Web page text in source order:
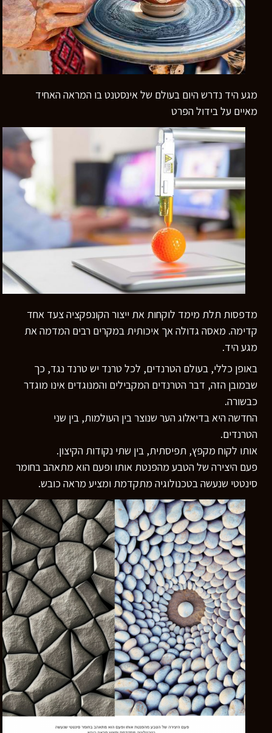
מגע היד נדרש היום בעולם של אינסטנט בו המראה האחיד
מאיים על בידול הפרט
מדפסות תלת מימד לוקחות את ייצור הקונפקציה צעד אחד
קדימה. מאסה גדולה אך איכותית במקרים רבים המדמה את
מגע היד.
באופן כללי, בעולם הטרנדים, לכל טרנד יש טרנד נגד, כך
שבמובן הזה, דבר הטרנדים המקבילים והמנוגדים אינו מוגדר
כבשורה.
החדשה היא בדיאלוג הער שנוצר בין העולמות, בין שני
הטרנדים.
אותו לקוח מקפץ, תפיסתית, בין שתי נקודות הקיצון.
פעם היצירה של הטבע מהפנטת אותו ופעם הוא מתאהב בחומר
סינטטי שנעשה בטכנולוגיה מתקדמת ומציע מראה כובש.